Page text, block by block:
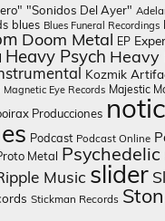
"Sonidos Del Ayer"
blues Blues Funeral Recordings
Doom Metal EP
Heavy Psych Heavy
Kozmik
Magnetic Eye Records Majestic
Producciones
Podcast Podcast Online
Metal Psychedelic
Music slider
Stickman Records